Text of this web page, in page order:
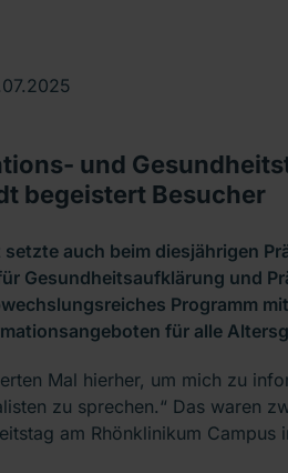
und
begeistert Besucher
setzte auch beim diesjährigen
Gesundheitsaufklärung und
Programm
für alle
Mal hierher, um mich zu
zu sprechen.“ Das waren
am Rhönklinikum Campus